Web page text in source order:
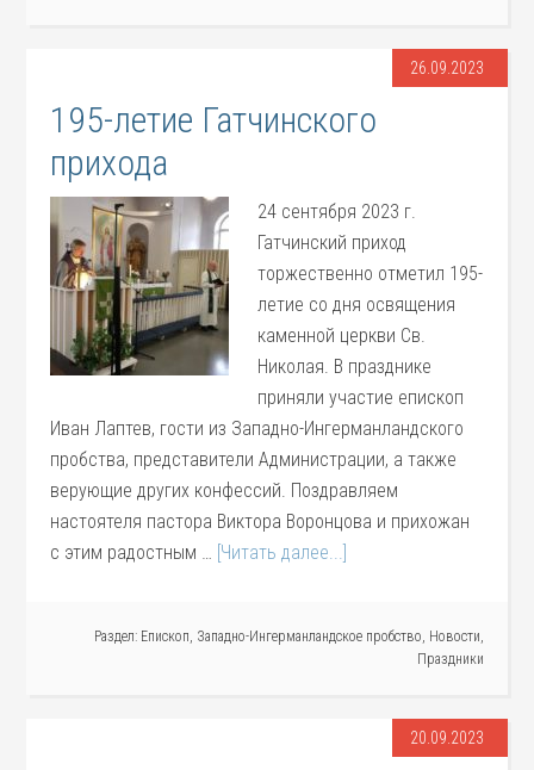
26.09.2023
195-летие Гатчинского
прихода
24 сентября 2023 г.
Гатчинский приход
торжественно отметил 195-
летие со дня освящения
каменной церкви Св.
Николая. В празднике
приняли участие епископ
Иван Лаптев, гости из Западно-Ингерманландского
пробства, представители Администрации, а также
верующие других конфессий. Поздравляем
настоятеля пастора Виктора Воронцова и прихожан
с этим радостным … [Читать далее...]
Раздел: Епископ, Западно-Ингерманландское пробство, Новости,
Праздники
20.09.2023